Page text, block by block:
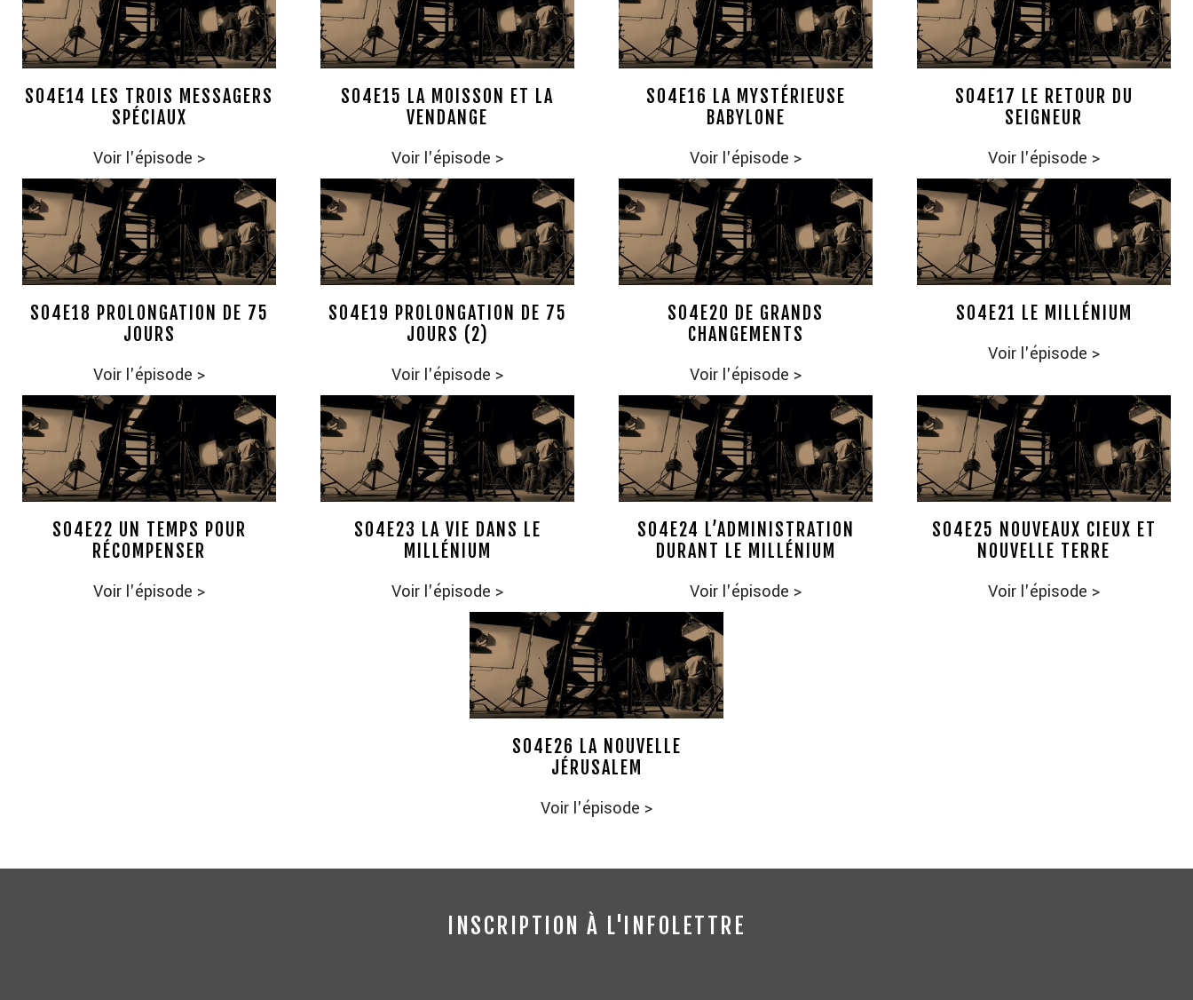
S04E14 LES TROIS MESSAGERS
SPÉCIAUX
Voir l'épisode >
S04E15 LA MOISSON ET LA
VENDANGE
Voir l'épisode >
S04E16 LA MYSTÉRIEUSE
BABYLONE
Voir l'épisode >
S04E17 LE RETOUR DU
SEIGNEUR
Voir l'épisode >
S04E18 PROLONGATION DE 75
JOURS
Voir l'épisode >
S04E19 PROLONGATION DE 75
JOURS (2)
Voir l'épisode >
S04E20 DE GRANDS
CHANGEMENTS
Voir l'épisode >
S04E21 LE MILLÉNIUM
Voir l'épisode >
S04E22 UN TEMPS POUR
RÉCOMPENSER
Voir l'épisode >
S04E23 LA VIE DANS LE
MILLÉNIUM
Voir l'épisode >
S04E24 L’ADMINISTRATION
DURANT LE MILLÉNIUM
Voir l'épisode >
S04E25 NOUVEAUX CIEUX ET
NOUVELLE TERRE
Voir l'épisode >
S04E26 LA NOUVELLE
JÉRUSALEM
Voir l'épisode >
INSCRIPTION À L'INFOLETTRE